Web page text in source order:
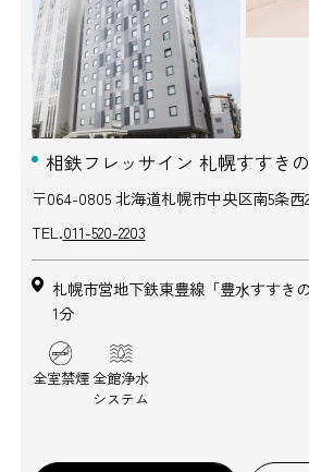
相鉄フレッサイン 札幌すすきの
〒064-0805 北海道札幌市中央区南5条西
TEL.011-520-2203
札幌市営地下鉄東豊線「豊⽔すすき
1分
全室禁煙全館浄水
システム